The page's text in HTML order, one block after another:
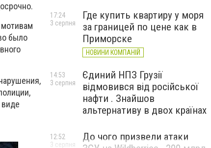
было
Где купить квартиру у моря
за границей по цене как в
Приморске
НОВИНИ КОМПАНІЙ
17:24
3 серпня
Єдиний НПЗ Грузії
відмовився від російської
нафти . Знайшов
альтернативу в двох країнах
14:53
3 серпня
До чого призвели атаки
12:52
3 серпня